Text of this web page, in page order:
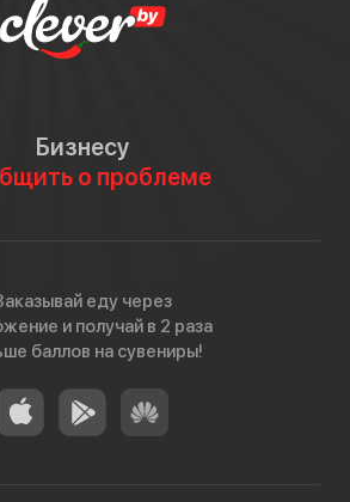
Бизнесу
о проблеме
еду через
и получай в 2 раза
баллов на сувениры!